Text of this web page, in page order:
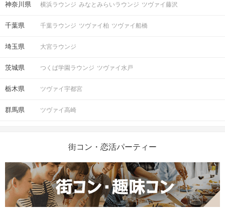
神奈川県 横浜ラウンジ みなとみらいラウンジ ツヴァイ藤沢
千葉県 千葉ラウンジ ツヴァイ柏 ツヴァイ船橋
埼玉県 大宮ラウンジ
茨城県 つくば学園ラウンジ ツヴァイ水戸
栃木県 ツヴァイ宇都宮
群馬県 ツヴァイ高崎
街コン・恋活パーティー